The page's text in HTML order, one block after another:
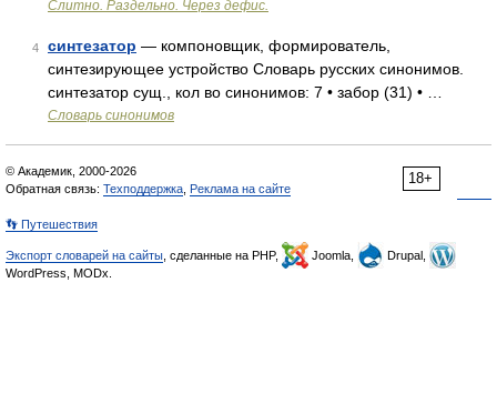
Слитно. Раздельно. Через дефис.
4 синтезатор — компоновщик, формирователь,
синтезирующее устройство Словарь русских синонимов.
синтезатор сущ., кол во синонимов: 7 • забор (31) • …
Словарь синонимов
18+
© Академик, 2000-2026
Обратная связь: Техподдержка Реклама на сайте
👣 Путешествия
Экспорт словарей на сайты , сделанные на PHP, Joomla,
Drupal,
WordPress, MODx.